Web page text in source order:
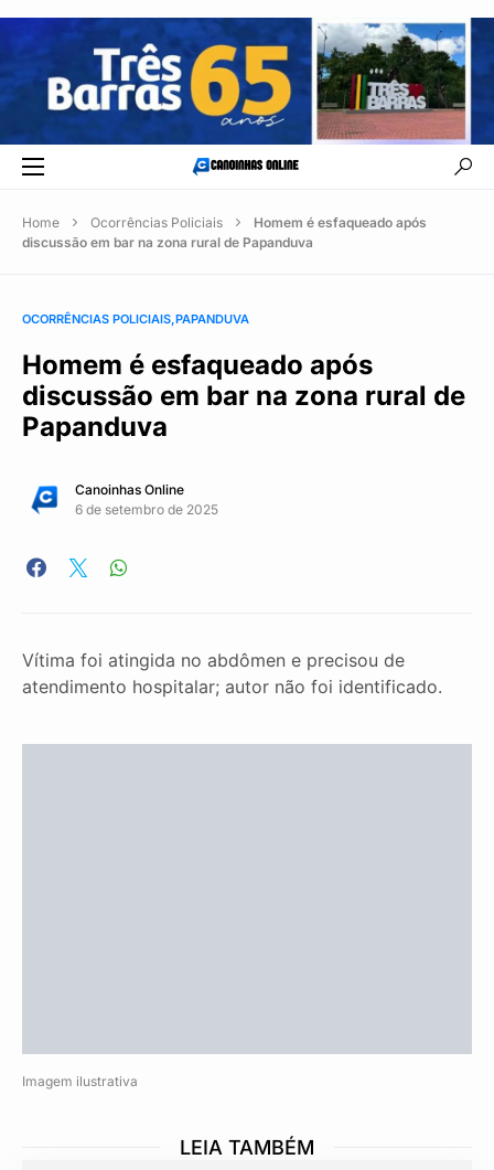
Home Ocorrências Policiais
Homem é esfaqueado após
discussão em bar na zona rural de Papanduva
OCORRÊNCIAS POLICIAIS PAPANDUVA
Homem é esfaqueado após
discussão em bar na zona rural de
Papanduva
Canoinhas Online
6 de setembro de 2025
Vítima foi atingida no abdômen e precisou de
atendimento hospitalar; autor não foi identificado.
Imagem ilustrativa
LEIA TAMBÉM